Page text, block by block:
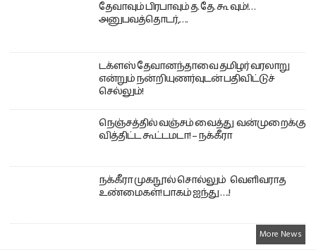
தேவாவும் பிரபாவும் த. தே. கூ வும்!…
அனுபவத்தொடர்,….
டக்ளஸ் தேவானந்தாவை தமிழர் வரலாறு
என்றும் நன்றியுணர்வுடன் பதிவிட்டுச்
செல்லும்!
நெஞ்சத்தில் வஞ்சம் வைத்து வன்முறைக்கு
வித்திட்ட கூட்டமடா! – நக்கீரா
நக்கீரா முகநூல் சொல்லும் வெளிவராத
உண்மைகள்! பாகம் ஐந்து ….!
More News